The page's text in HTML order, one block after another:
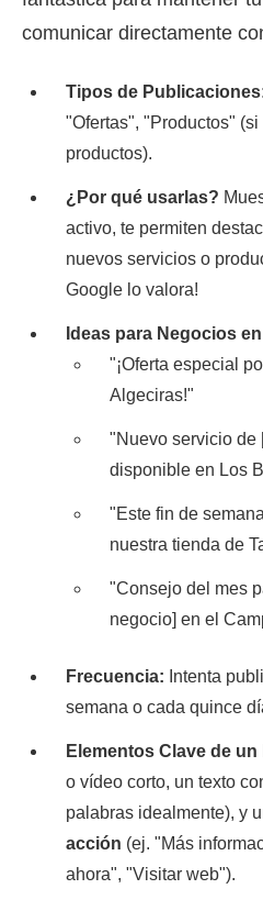
comunicar directamente
Tipos de
"Ofertas", "Productos"
productos).
¿Por qué usarlas?
activo, te permiten
nuevos servicios o
Google lo valora!
Ideas para Negocios
"¡Oferta especial
Algeciras!"
"Nuevo servicio de
disponible en Los
"Este fin de
nuestra tienda de
"Consejo del mes
negocio] en el
Frecuencia: Intenta
semana o cada quince
Elementos Clave de un
o vídeo corto, un texto
palabras idealmente), y
acción (ej. "Más
ahora", "Visitar web").